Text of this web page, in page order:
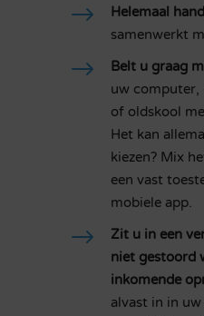
$ Helemaal
samenwerkt
$ Belt u graag
uw computer,
of oldskool
Het kan
kiezen? Mix
een vast
mobiele app.
$
Zit u in een
niet gestoord
inkomende
alvast in in